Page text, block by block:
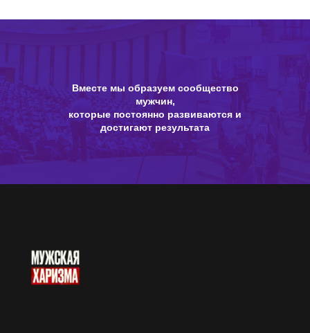
Вместе мы образуем сообщество
мужчин,
которые постоянно развиваются и
достигают результата